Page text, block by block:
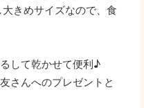
きめサイズなので、食
して乾かせて便利♪
さんへのプレゼントと